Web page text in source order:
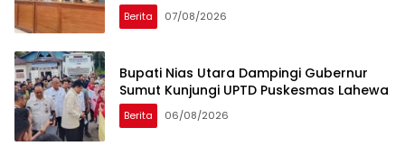
Toboh Gadang
Berita 07/08/2026
Bupati Nias Utara Dampingi Gubernur
Sumut Kunjungi UPTD Puskesmas Lahewa
Berita 06/08/2026